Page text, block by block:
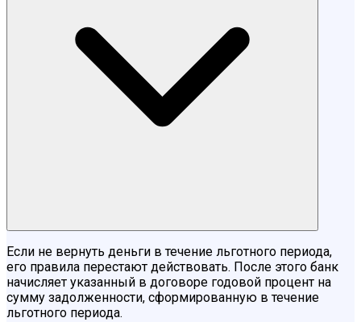
Если не вернуть деньги в течение льготного периода,
его правила перестают действовать. После этого банк
начисляет указанный в договоре годовой процент на
сумму задолженности, сформированную в течение
льготного периода.